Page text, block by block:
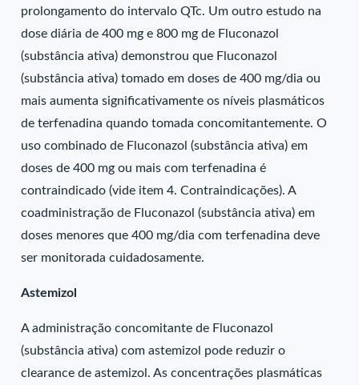
prolongamento do intervalo QTc. Um outro estudo na
dose diária de 400 mg e 800 mg de Fluconazol
(substância ativa) demonstrou que Fluconazol
(substância ativa) tomado em doses de 400 mg/dia ou
mais aumenta significativamente os níveis plasmáticos
de terfenadina quando tomada concomitantemente. O
uso combinado de Fluconazol (substância ativa) em
doses de 400 mg ou mais com terfenadina é
contraindicado (vide item 4. Contraindicações). A
coadministração de Fluconazol (substância ativa) em
doses menores que 400 mg/dia com terfenadina deve
ser monitorada cuidadosamente.
Astemizol
A administração concomitante de Fluconazol
(substância ativa) com astemizol pode reduzir o
clearance de astemizol. As concentrações plasmáticas